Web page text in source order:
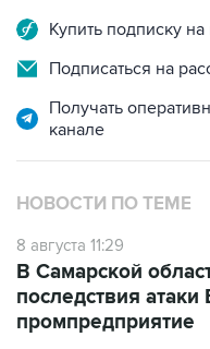
Купить подписку
Подписаться на
Получать
канале
НОВОСТИ ПО ТЕМЕ
8 августа 11:29
В Самарской
последствия
промпредприятие